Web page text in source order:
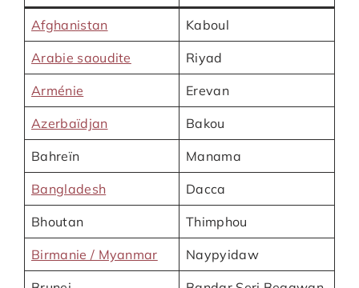
Afghanistan Kaboul
Arabie saoudite Riyad
Arménie Erevan
Azerbaïdjan Bakou
Bahreïn Manama
Bangladesh Dacca
Bhoutan Thimphou
Birmanie / Myanmar Naypyidaw